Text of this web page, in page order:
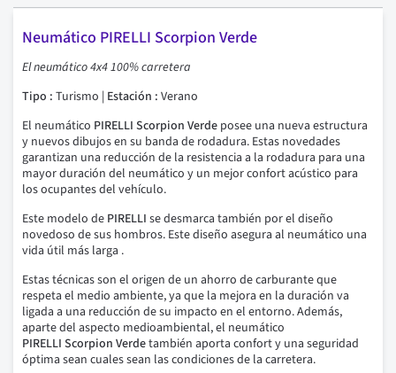
Neumático PIRELLI Scorpion Verde
El neumático 4x4 100% carretera
Tipo : Turismo | Estación : Verano
El neumático PIRELLI Scorpion Verde posee una nueva estructura
y nuevos dibujos en su banda de rodadura. Estas novedades
garantizan una reducción de la resistencia a la rodadura para una
mayor duración del neumático y un mejor confort acústico para
los ocupantes del vehículo.
Este modelo de PIRELLI se desmarca también por el diseño
novedoso de sus hombros. Este diseño asegura al neumático una
vida útil más larga .
Estas técnicas son el origen de un ahorro de carburante que
respeta el medio ambiente, ya que la mejora en la duración va
ligada a una reducción de su impacto en el entorno. Además,
aparte del aspecto medioambiental, el neumático
PIRELLI Scorpion Verdetambién aporta confort y una seguridad
óptima sean cuales sean las condiciones de la carretera.